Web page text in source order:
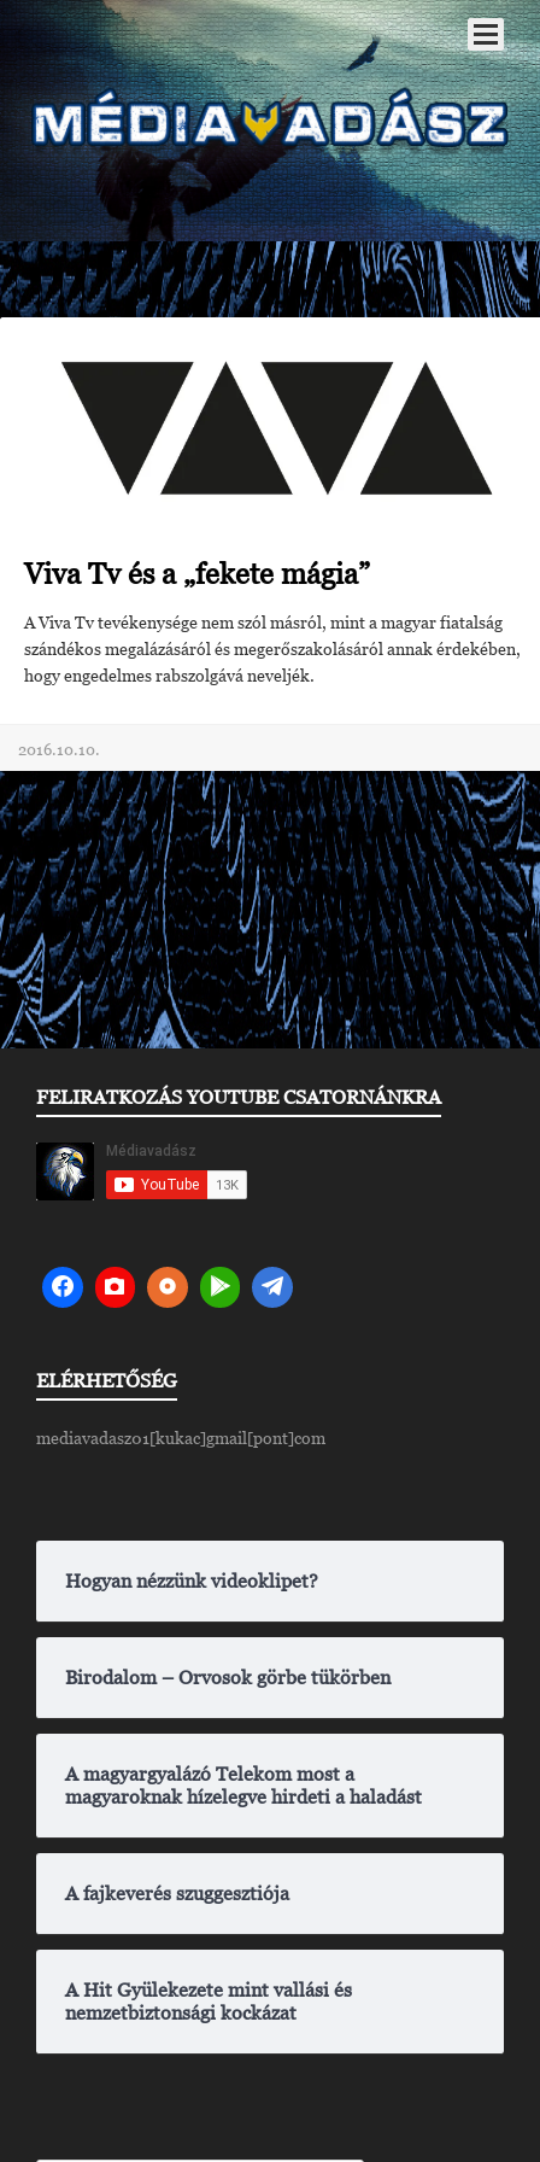
Viva Tv és a „fekete mágia”
A Viva Tv tevékenysége nem szól másról, mint a magyar fiatalság
szándékos megalázásáról és megerőszakolásáról annak érdekében,
hogy engedelmes rabszolgává neveljék.
2016.10.10.
FELIRATKOZÁS YOUTUBE CSATORNÁNKRA
ELÉRHETŐSÉG
mediavadasz01[kukac]gmail[pont]com
Hogyan nézzünk videoklipet?
Birodalom – Orvosok görbe tükörben
A magyargyalázó Telekom most a
magyaroknak hízelegve hirdeti a haladást
A fajkeverés szuggesztiója
A Hit Gyülekezete mint vallási és
nemzetbiztonsági kockázat